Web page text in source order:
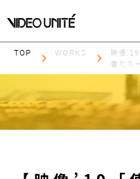
TOP WORKS
映像
者たち